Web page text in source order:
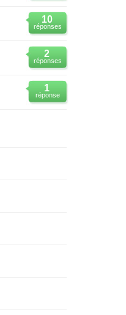
10
réponses
2
réponses
1
réponse